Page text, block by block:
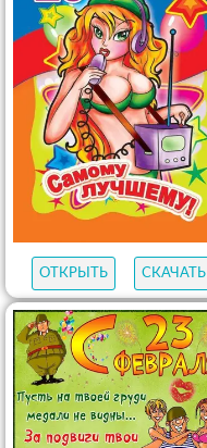
ОТКРЫТЬ СКАЧАТЬ